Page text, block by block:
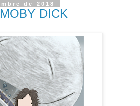
de 2018
DICK